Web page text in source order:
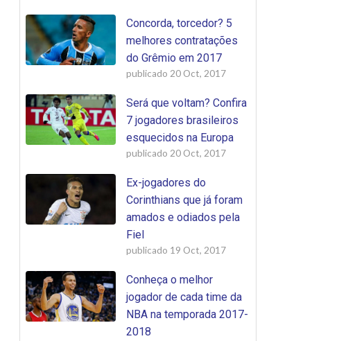
Concorda, torcedor? 5
melhores contratações
do Grêmio em 2017
publicado 20 Oct, 2017
Será que voltam? Confira
7 jogadores brasileiros
esquecidos na Europa
publicado 20 Oct, 2017
Ex-jogadores do
Corinthians que já foram
amados e odiados pela
Fiel
publicado 19 Oct, 2017
Conheça o melhor
jogador de cada time da
NBA na temporada 2017-
2018